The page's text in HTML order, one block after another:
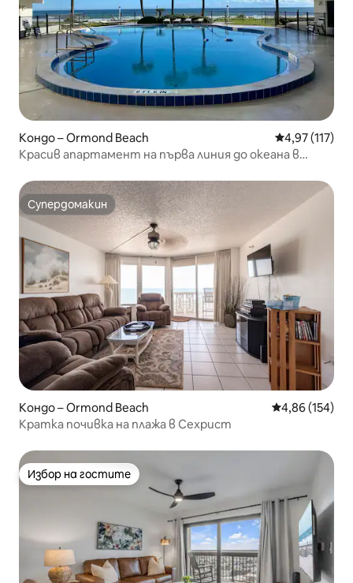
Кондо – Ormond Beach Средна
4,97 (117)
Красив апартамент на първа линия до океана в
Супердомакин
Супердомакин
Кондо – Ormond Beach Средна
4,86 (154)
Кратка почивка на плажа в Сехрист
Избор на гостите
Избор на гостите